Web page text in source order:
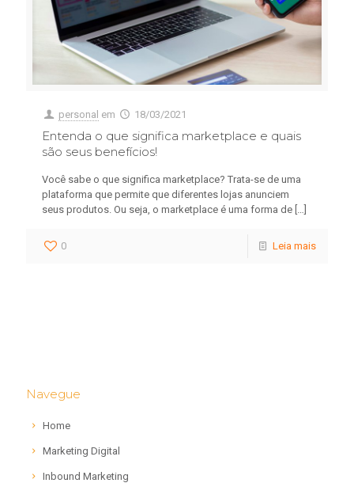
personal em 18/03/2021
Entenda o que significa marketplace e quais
são seus benefícios!
Você sabe o que significa marketplace? Trata-se de uma
plataforma que permite que diferentes lojas anunciem
seus produtos. Ou seja, o marketplace é uma forma de
0 Leia mais
Navegue
Home
Marketing Digital
Inbound Marketing